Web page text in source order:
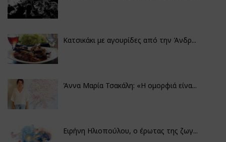
Κατσικάκι με αγουρίδες από την Άνδρ...
Άννα Μαρία Τσακάλη: «Η ομορφιά είνα...
Ειρήνη Ηλιοπούλου, ο έρωτας της ζωγ...